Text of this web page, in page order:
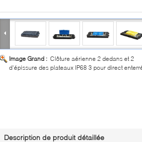
Image Grand : Clôture aérienne 2 dedans et 2
d'épissure des plateaux IP68 3 pour direct
Description de produit détaillée